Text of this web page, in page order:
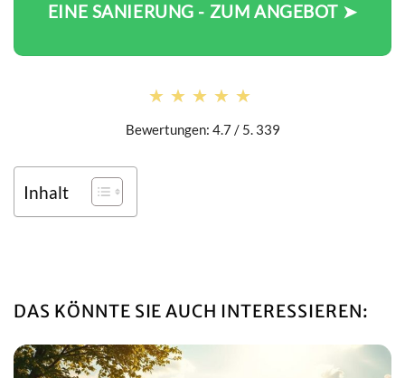
EINE SANIERUNG - ZUM ANGEBOT ➤
★★★★★
★★★★★
Bewertungen: 4.7 / 5. 339
Inhalt
DAS KÖNNTE SIE AUCH INTERESSIEREN: